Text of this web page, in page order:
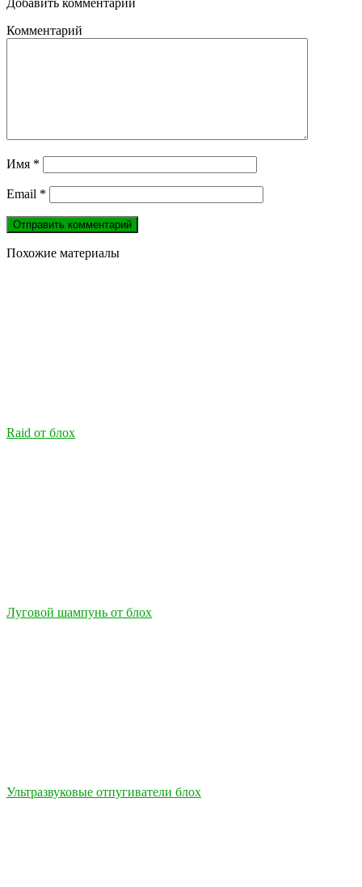
Комментарий
Имя *
Email *
Похожие материалы
Raid от блох
Луговой шампунь от блох
Ультразвуковые отпугиватели блох